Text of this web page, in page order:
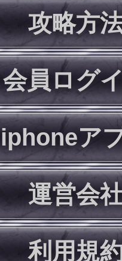
攻略方
会員ログ
iphoneア
運営会
利用規